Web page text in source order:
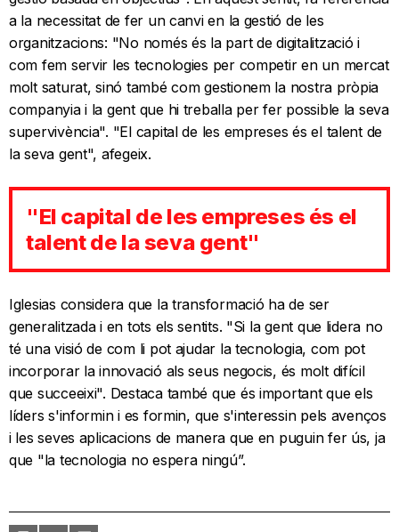
a la necessitat de fer un canvi en la gestió de les
organitzacions: "No només és la part de digitalització i
com fem servir les tecnologies per competir en un mercat
molt saturat, sinó també com gestionem la nostra pròpia
companyia i la gent que hi treballa per fer possible la seva
supervivència". "El capital de les empreses és el talent de
la seva gent", afegeix.
"El capital de les empreses és el
talent de la seva gent"
Iglesias considera que la transformació ha de ser
generalitzada i en tots els sentits. "Si la gent que lidera no
té una visió de com li pot ajudar la tecnologia, com pot
incorporar la innovació als seus negocis, és molt difícil
que succeeixi". Destaca també que és important que els
líders s'informin i es formin, que s'interessin pels avenços
i les seves aplicacions de manera que en puguin fer ús, ja
que "la tecnologia no espera ningú”.